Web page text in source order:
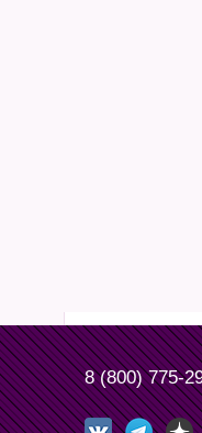
8 (800) 775-